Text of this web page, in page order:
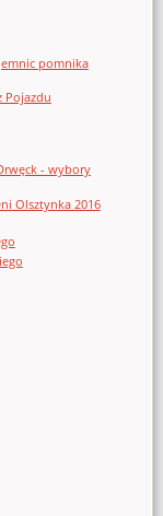
pomnika
Pojazdu
- wybory
Olsztynka 2016